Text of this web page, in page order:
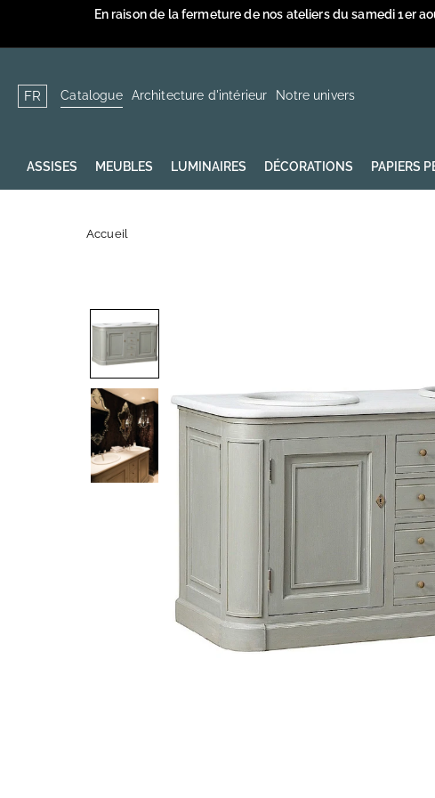
contenu
En raison de la fermeture de nos ateliers du samedi 1er
FR Catalogue Architecture d'intérieur Notre univers
ASSISES MEUBLES LUMINAIRES DÉCORATIONS PAPIERS
Accueil